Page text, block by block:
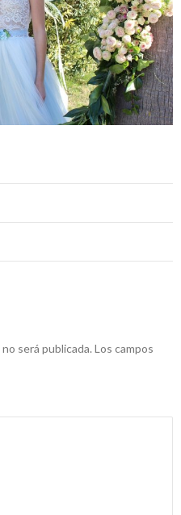
será publicada. Los campos